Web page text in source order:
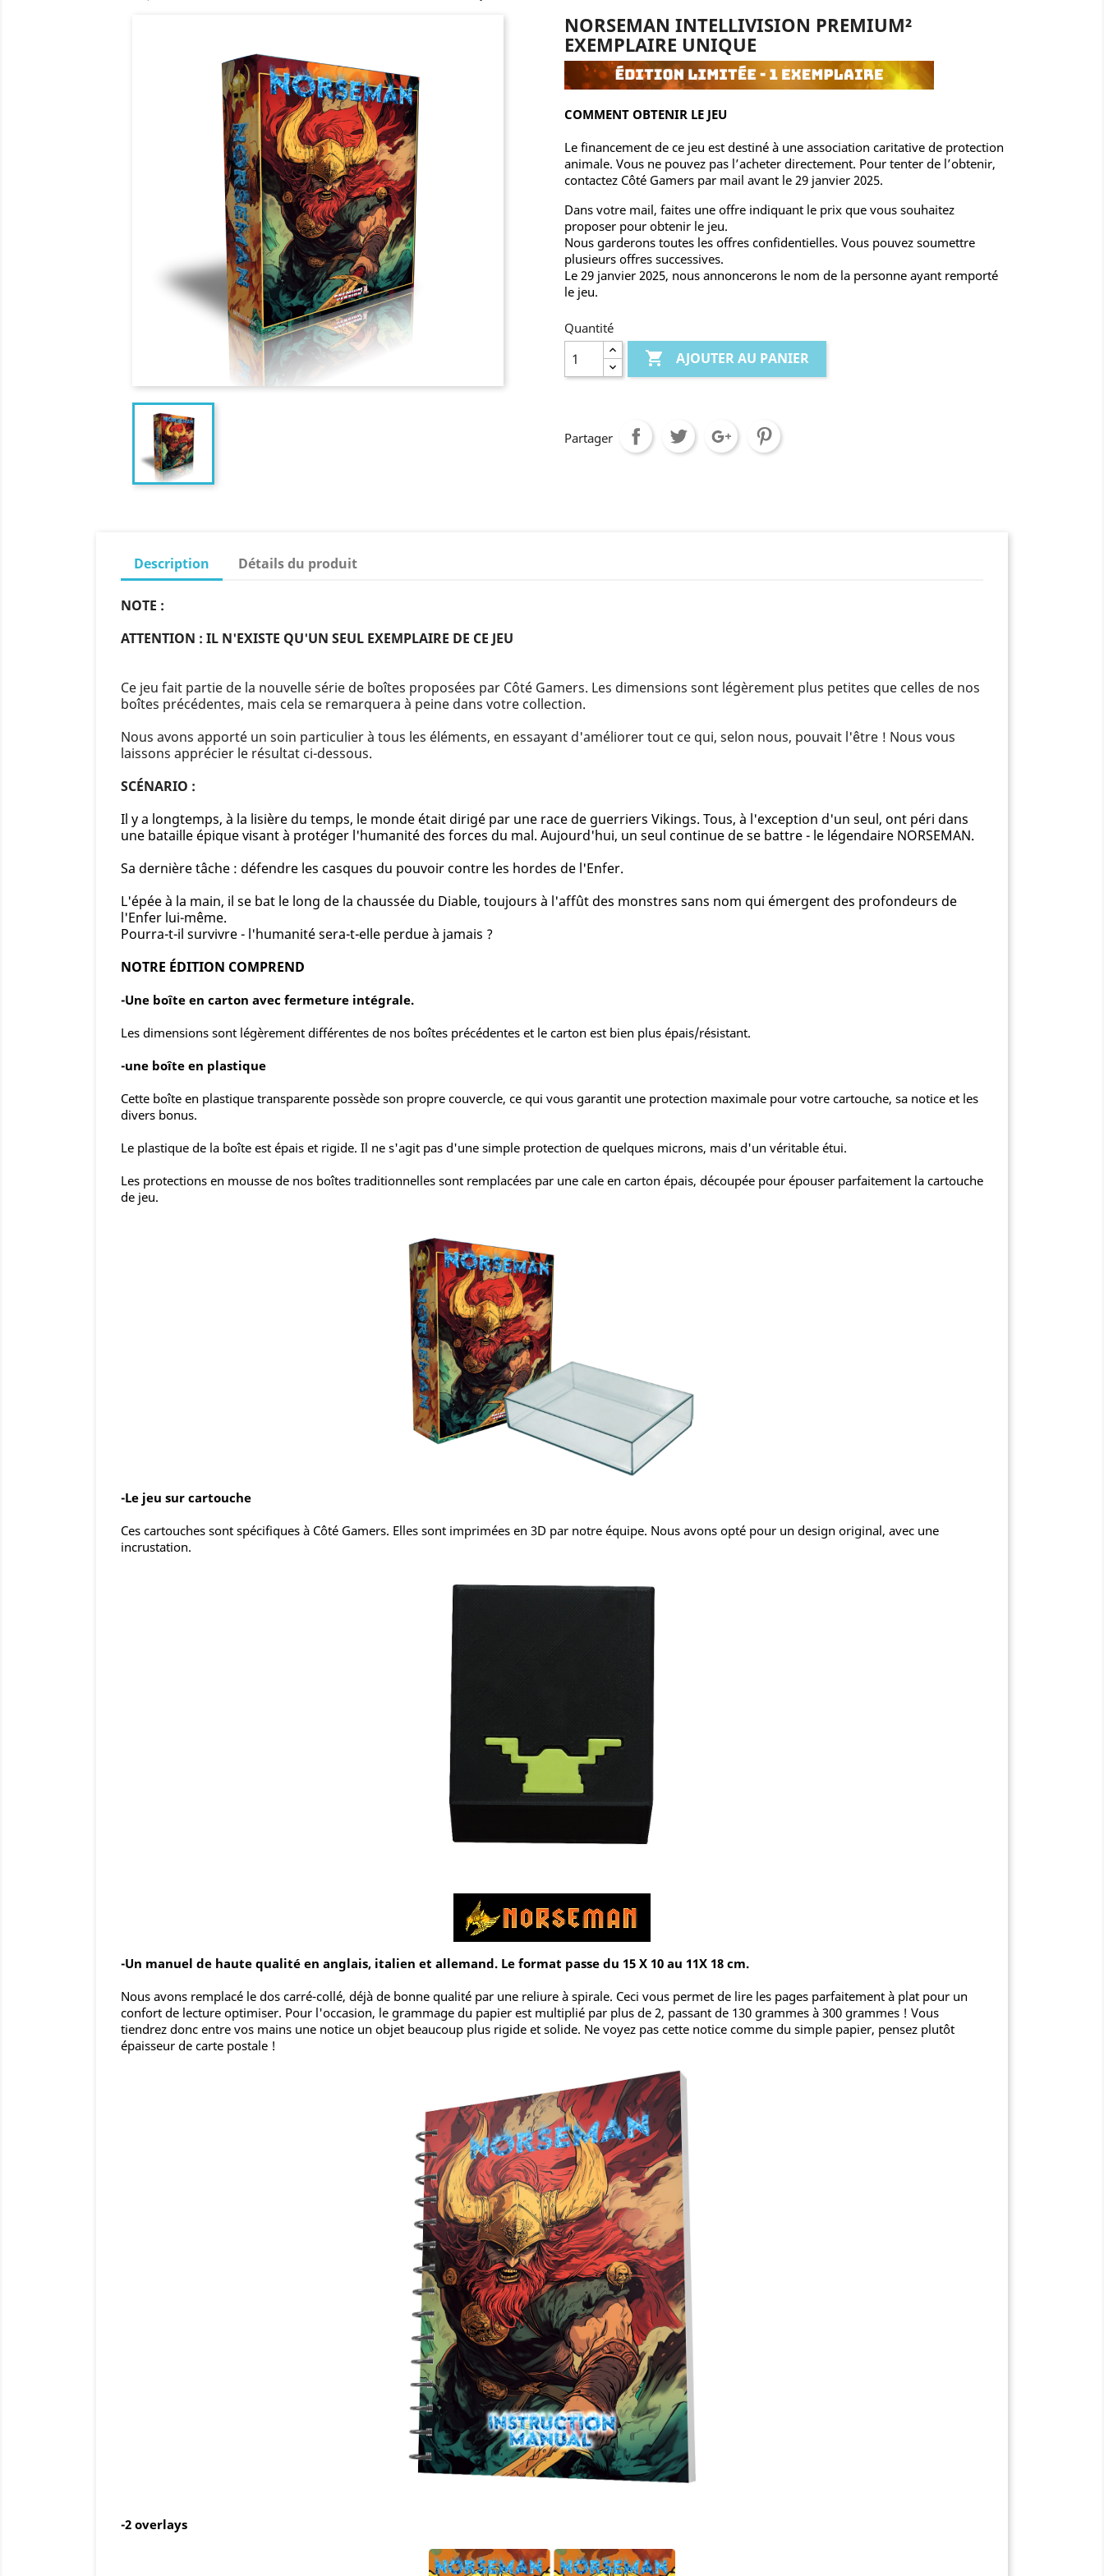
NORSEMAN INTELLIVISION PREMIUM²
EXEMPLAIRE UNIQUE
COMMENT OBTENIR LE JEU
Le financement de ce jeu est destiné à une association caritative de protection
animale. Vous ne pouvez pas l’acheter directement. Pour tenter de l’obtenir,
contactez Côté Gamers par mail avant le 29 janvier 2025.
Dans votre mail, faites une offre indiquant le prix que vous souhaitez
proposer pour obtenir le jeu.
Nous garderons toutes les offres confidentielles. Vous pouvez soumettre
plusieurs offres successives.
Le 29 janvier 2025, nous annoncerons le nom de la personne ayant remporté
le jeu.
Quantité
 AJOUTER AU PANIER
Partager
Description Détails du produit
NOTE :
ATTENTION : IL N'EXISTE QU'UN SEUL EXEMPLAIRE DE CE JEU
Ce jeu fait partie de la nouvelle série de boîtes proposées par Côté Gamers. Les dimensions sont légèrement plus petites que celles de nos
boîtes précédentes, mais cela se remarquera à peine dans votre collection.
Nous avons apporté un soin particulier à tous les éléments, en essayant d'améliorer tout ce qui, selon nous, pouvait l'être ! Nous vous
laissons apprécier le résultat ci-dessous.
SCÉNARIO :
Il y a longtemps, à la lisière du temps, le monde était dirigé par une race de guerriers Vikings. Tous, à l'exception d'un seul, ont péri dans
une bataille épique visant à protéger l'humanité des forces du mal. Aujourd'hui, un seul continue de se battre - le légendaire NORSEMAN.
Sa dernière tâche : défendre les casques du pouvoir contre les hordes de l'Enfer.
L'épée à la main, il se bat le long de la chaussée du Diable, toujours à l'affût des monstres sans nom qui émergent des profondeurs de
l'Enfer lui-même.
Pourra-t-il survivre - l'humanité sera-t-elle perdue à jamais ?
NOTRE ÉDITION COMPREND
-Une boîte en carton avec fermeture intégrale.
Les dimensions sont légèrement différentes de nos boîtes précédentes et le carton est bien plus épais/résistant.
-une boîte en plastique
Cette boîte en plastique transparente possède son propre couvercle, ce qui vous garantit une protection maximale pour votre cartouche, sa notice et les
divers bonus.
Le plastique de la boîte est épais et rigide. Il ne s'agit pas d'une simple protection de quelques microns, mais d'un véritable étui.
Les protections en mousse de nos boîtes traditionnelles sont remplacées par une cale en carton épais, découpée pour épouser parfaitement la cartouche
de jeu.
-Le jeu sur cartouche
Ces cartouches sont spécifiques à Côté Gamers. Elles sont imprimées en 3D par notre équipe. Nous avons opté pour un design original, avec une
incrustation.
-Un manuel de haute qualité en anglais, italien et allemand. Le format passe du 15 X 10 au 11X 18 cm.
Nous avons remplacé le dos carré-collé, déjà de bonne qualité par une reliure à spirale. Ceci vous permet de lire les pages parfaitement à plat pour un
confort de lecture optimiser. Pour l'occasion, le grammage du papier est multiplié par plus de 2, passant de 130 grammes à 300 grammes ! Vous
tiendrez donc entre vos mains une notice un objet beaucoup plus rigide et solide. Ne voyez pas cette notice comme du simple papier, pensez plutôt
épaisseur de carte postale !
-2 overlays